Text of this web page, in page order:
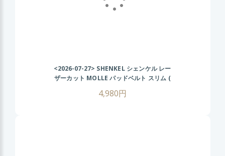
<2026-07-27> SHENKEL シェンケル レー
ザーカット MOLLE パッドベルト スリム (
ラ サバゲー サバイバルゲーム
4,980円